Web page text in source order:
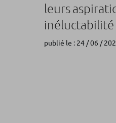
leurs
inéluctabilité
publié le : 24 / 06 /